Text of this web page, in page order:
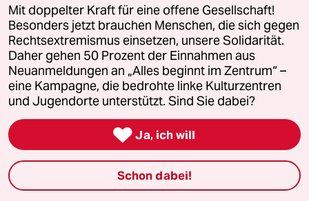
Die Seitenwende
Stellen
Presse
Unterstützen
abo
Mit doppelter Kraft für eine offene Gesellschaft!
Besonders jetzt brauchen Menschen, die sich gegen
Rechtsextremismus einsetzen, unsere Solidarität.
Daher gehen 50 Prozent der Einnahmen aus
Neuanmeldungen an „Alles beginnt im Zentrum“ –
eine Kampagne, die bedrohte linke Kulturzentren
und Jugendorte unterstützt. Sind Sie dabei?
 Ja, ich will
Schon dabei!